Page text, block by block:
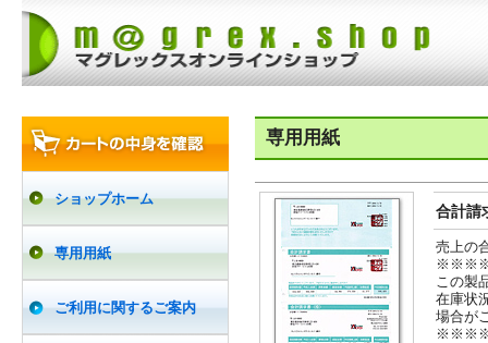
ショップホーム
専用用紙
ご利用に関するご案内
専用用紙
合計請
売上の
この製
在庫状
場合が